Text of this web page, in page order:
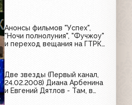
Анонсы фильмов "Успех",
"Ночи полнолуния", "Фучжоу"
и переход вещания на ГТРК
Две звезды (Первый канал,
24.02.2008) Диана Арбенина
и Евгений Дятлов - Там, в